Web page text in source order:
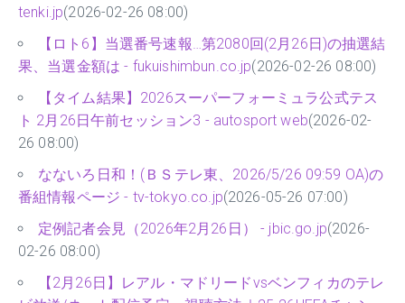
tenki.jp(2026-02-26 08:00)
【ロト6】当選番号速報…第2080回(2月26日)の抽選結
果、当選金額は - fukuishimbun.co.jp(2026-02-26 08:00)
【タイム結果】2026スーパーフォーミュラ公式テス
ト 2月26日午前セッション3 - autosport web(2026-02-
26 08:00)
なないろ日和！(ＢＳテレ東、2026/5/26 09:59 OA)の
番組情報ページ - tv-tokyo.co.jp(2026-05-26 07:00)
定例記者会見（2026年2月26日） - jbic.go.jp(2026-
02-26 08:00)
【2月26日】レアル・マドリードvsベンフィカのテレ